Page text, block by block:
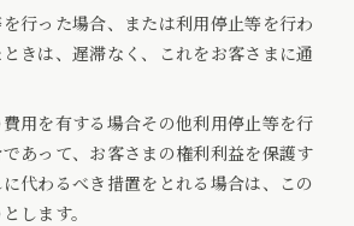
行った場合、または利用停止等を行わ
きは、遅滞なく、これをお客さまに通
用を有する場合その他利用停止等を行
あって、お客さまの権利利益を保護す
代わるべき措置をとれる場合は、この
します。